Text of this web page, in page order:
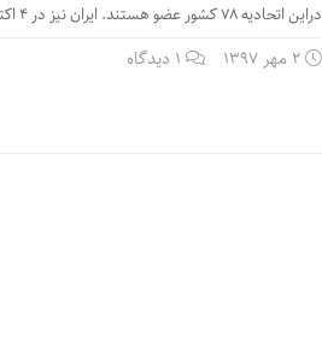
دراین اتحادیه ۷۸ کشور عضو هستند. ایران نیز در ۴ اکتبر ۱۹۵۰ (۱۳۲۹ شمسی) به این اتحادیه ملحق شده است.
2 مهر 1397 1 دیدگاه